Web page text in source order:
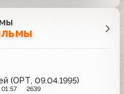
(ОРТ, 09.04.1995)
2639